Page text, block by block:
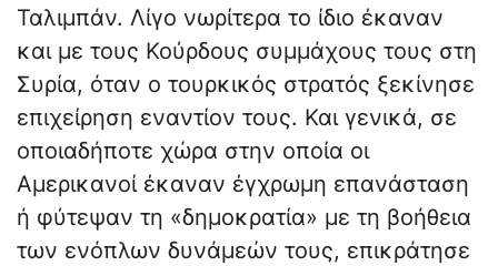
Ταλιμπάν. Λίγο νωρίτερα το ίδιο έκαναν
και με τους Κούρδους συμμάχους τους στη
Συρία, όταν ο τουρκικός στρατός ξεκίνησε
επιχείρηση εναντίον τους. Και γενικά, σε
οποιαδήποτε χώρα στην οποία οι
Αμερικανοί έκαναν έγχρωμη επανάσταση
ή φύτεψαν τη «δημοκρατία» με τη βοήθεια
των ενόπλων δυνάμεών τους, επικράτησε